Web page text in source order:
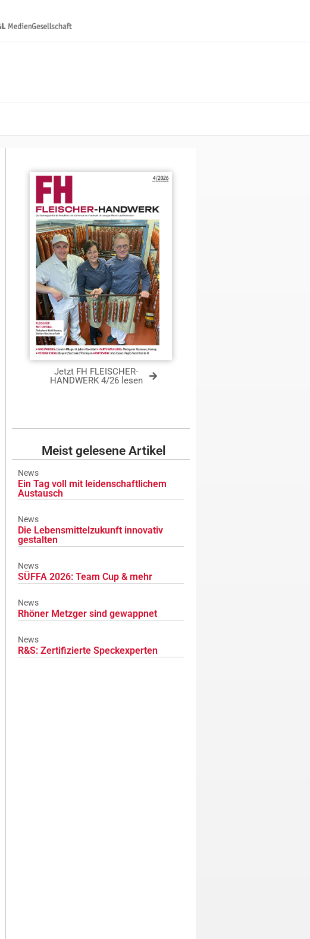
Jetzt FH FLEISCHER-
HANDWERK 4/26 lesen
Meist gelesene Artikel
News
Ein Tag voll mit leidenschaftlichem
Austausch
News
Die Lebensmittelzukunft innovativ
gestalten
News
SÜFFA 2026: Team Cup & mehr
News
Rhöner Metzger sind gewappnet
News
R&S: Zertifizierte Speckexperten